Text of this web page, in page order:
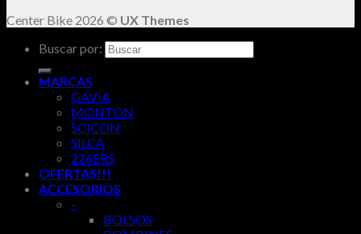
Center Bike 2026 © UX Themes
Buscar por:
MARCAS
GAVIA
MONTON
SCICON
SILCA
226ERS
OFERTAS!!!
ACCESORIOS
–
BOLSOS